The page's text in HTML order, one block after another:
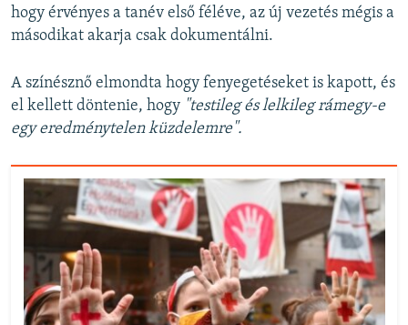
hogy érvényes a tanév első féléve, az új vezetés mégis a
másodikat akarja csak dokumentálni.
A színésznő elmondta hogy fenyegetéseket is kapott, és
el kellett döntenie, hogy "testileg és lelkileg rámegy-e
egy eredménytelen küzdelemre".